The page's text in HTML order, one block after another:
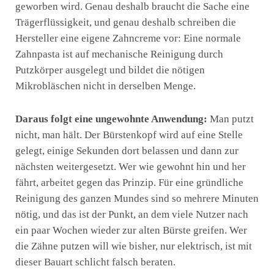
geworben wird. Genau deshalb braucht die Sache eine
Trägerflüssigkeit, und genau deshalb schreiben die
Hersteller eine eigene Zahncreme vor: Eine normale
Zahnpasta ist auf mechanische Reinigung durch
Putzkörper ausgelegt und bildet die nötigen
Mikrobläschen nicht in derselben Menge.
Daraus folgt eine ungewohnte Anwendung: Man putzt
nicht, man hält. Der Bürstenkopf wird auf eine Stelle
gelegt, einige Sekunden dort belassen und dann zur
nächsten weitergesetzt. Wer wie gewohnt hin und her
fährt, arbeitet gegen das Prinzip. Für eine gründliche
Reinigung des ganzen Mundes sind so mehrere Minuten
nötig, und das ist der Punkt, an dem viele Nutzer nach
ein paar Wochen wieder zur alten Bürste greifen. Wer
die Zähne putzen will wie bisher, nur elektrisch, ist mit
dieser Bauart schlicht falsch beraten.